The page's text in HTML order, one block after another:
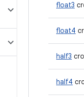
float3
float4
half3
half4